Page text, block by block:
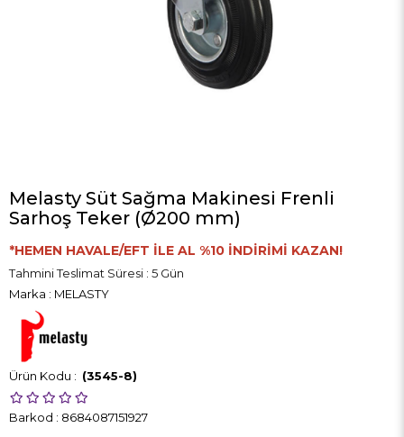
Melasty Süt Sağma Makinesi Frenli
Sarhoş Teker (Ø200 mm)
*HEMEN HAVALE/EFT İLE AL %10 İNDİRİMİ KAZAN!
Tahmini Teslimat Süresi : 5 Gün
Marka : MELASTY
(3545-8)
Barkod : 8684087151927